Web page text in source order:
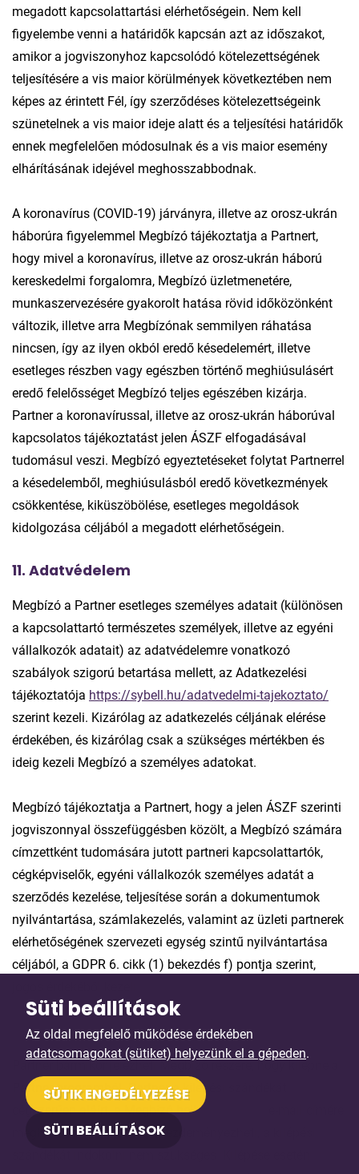
Süti beállítások
Az oldal megfelelő működése érdekében
adatcsomagokat (sütiket) helyezünk el a gépeden.
SÜTIK ENGEDÉLYEZÉSE
SÜTI BEÁLLÍTÁSOK
megadott kapcsolattartási elérhetőségein. Nem kell
figyelembe venni a határidők kapcsán azt az időszakot,
amikor a jogviszonyhoz kapcsolódó kötelezettségének
teljesítésére a vis maior körülmények következtében nem
képes az érintett Fél, így szerződéses kötelezettségeink
szünetelnek a vis maior ideje alatt és a teljesítési határidők
ennek megfelelően módosulnak és a vis maior esemény
elhárításának idejével meghosszabbodnak.
A koronavírus (COVID-19) járványra, illetve az orosz-ukrán
háborúra figyelemmel Megbízó tájékoztatja a Partnert,
hogy mivel a koronavírus, illetve az orosz-ukrán háború
kereskedelmi forgalomra, Megbízó üzletmenetére,
munkaszervezésére gyakorolt hatása rövid időközönként
változik, illetve arra Megbízónak semmilyen ráhatása
nincsen, így az ilyen okból eredő késedelemért, illetve
esetleges részben vagy egészben történő meghiúsulásért
eredő felelősséget Megbízó teljes egészében kizárja.
Partner a koronavírussal, illetve az orosz-ukrán háborúval
kapcsolatos tájékoztatást jelen ÁSZF elfogadásával
tudomásul veszi. Megbízó egyeztetéseket folytat Partnerrel
a késedelemből, meghiúsulásból eredő következmények
csökkentése, kiküszöbölése, esetleges megoldások
kidolgozása céljából a megadott elérhetőségein.
11. Adatvédelem
Megbízó a Partner esetleges személyes adatait (különösen
a kapcsolattartó természetes személyek, illetve az egyéni
vállalkozók adatait) az adatvédelemre vonatkozó
szabályok szigorú betartása mellett, az Adatkezelési
tájékoztatója https://sybell.hu/adatvedelmi-tajekoztato/
szerint kezeli. Kizárólag az adatkezelés céljának elérése
érdekében, és kizárólag csak a szükséges mértékben és
ideig kezeli Megbízó a személyes adatokat.
Megbízó tájékoztatja a Partnert, hogy a jelen ÁSZF szerinti
jogviszonnyal összefüggésben közölt, a Megbízó számára
címzettként tudomására jutott partneri kapcsolattartók,
cégképviselők, egyéni vállalkozók személyes adatát a
szerződés kezelése, teljesítése során a dokumentumok
nyilvántartása, számlakezelés, valamint az üzleti partnerek
elérhetőségének szervezeti egység szintű nyilvántartása
céljából, a GDPR 6. cikk (1) bekezdés f) pontja szerint,
12. Szerződéses jogviszony megszüntetése
Partner bármikor jelezheti Megbízó részére, hogy kilépne a
Partner programból. Partner a kilépési szándékát
cégszerűen aláírt, a Megbízóhello@sybell.hu
megküldött nyilatkozattal kezdeményezheti, a kilépési